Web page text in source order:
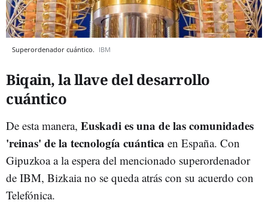
Superordenador cuántico. IBM
Biqain, la llave del desarrollo
cuántico
De esta manera, Euskadi es una de las comunidades
'reinas' de la tecnología cuántica en España. Con
Gipuzkoa a la espera del mencionado superordenador
de IBM, Bizkaia no se queda atrás con su acuerdo con
Telefónica.